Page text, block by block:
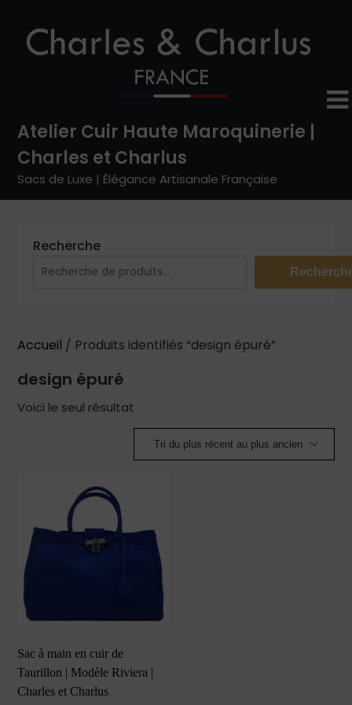
content
Atelier Cuir Haute Maroquinerie |
Charles et Charlus
Sacs de Luxe | Élégance Artisanale Française
Recherche
Accueil / Produits identifiés “design épuré”
design épuré
Voici le seul résultat
Sac à main en cuir de
Taurillon | Modèle Riviera |
Charles et Charlus